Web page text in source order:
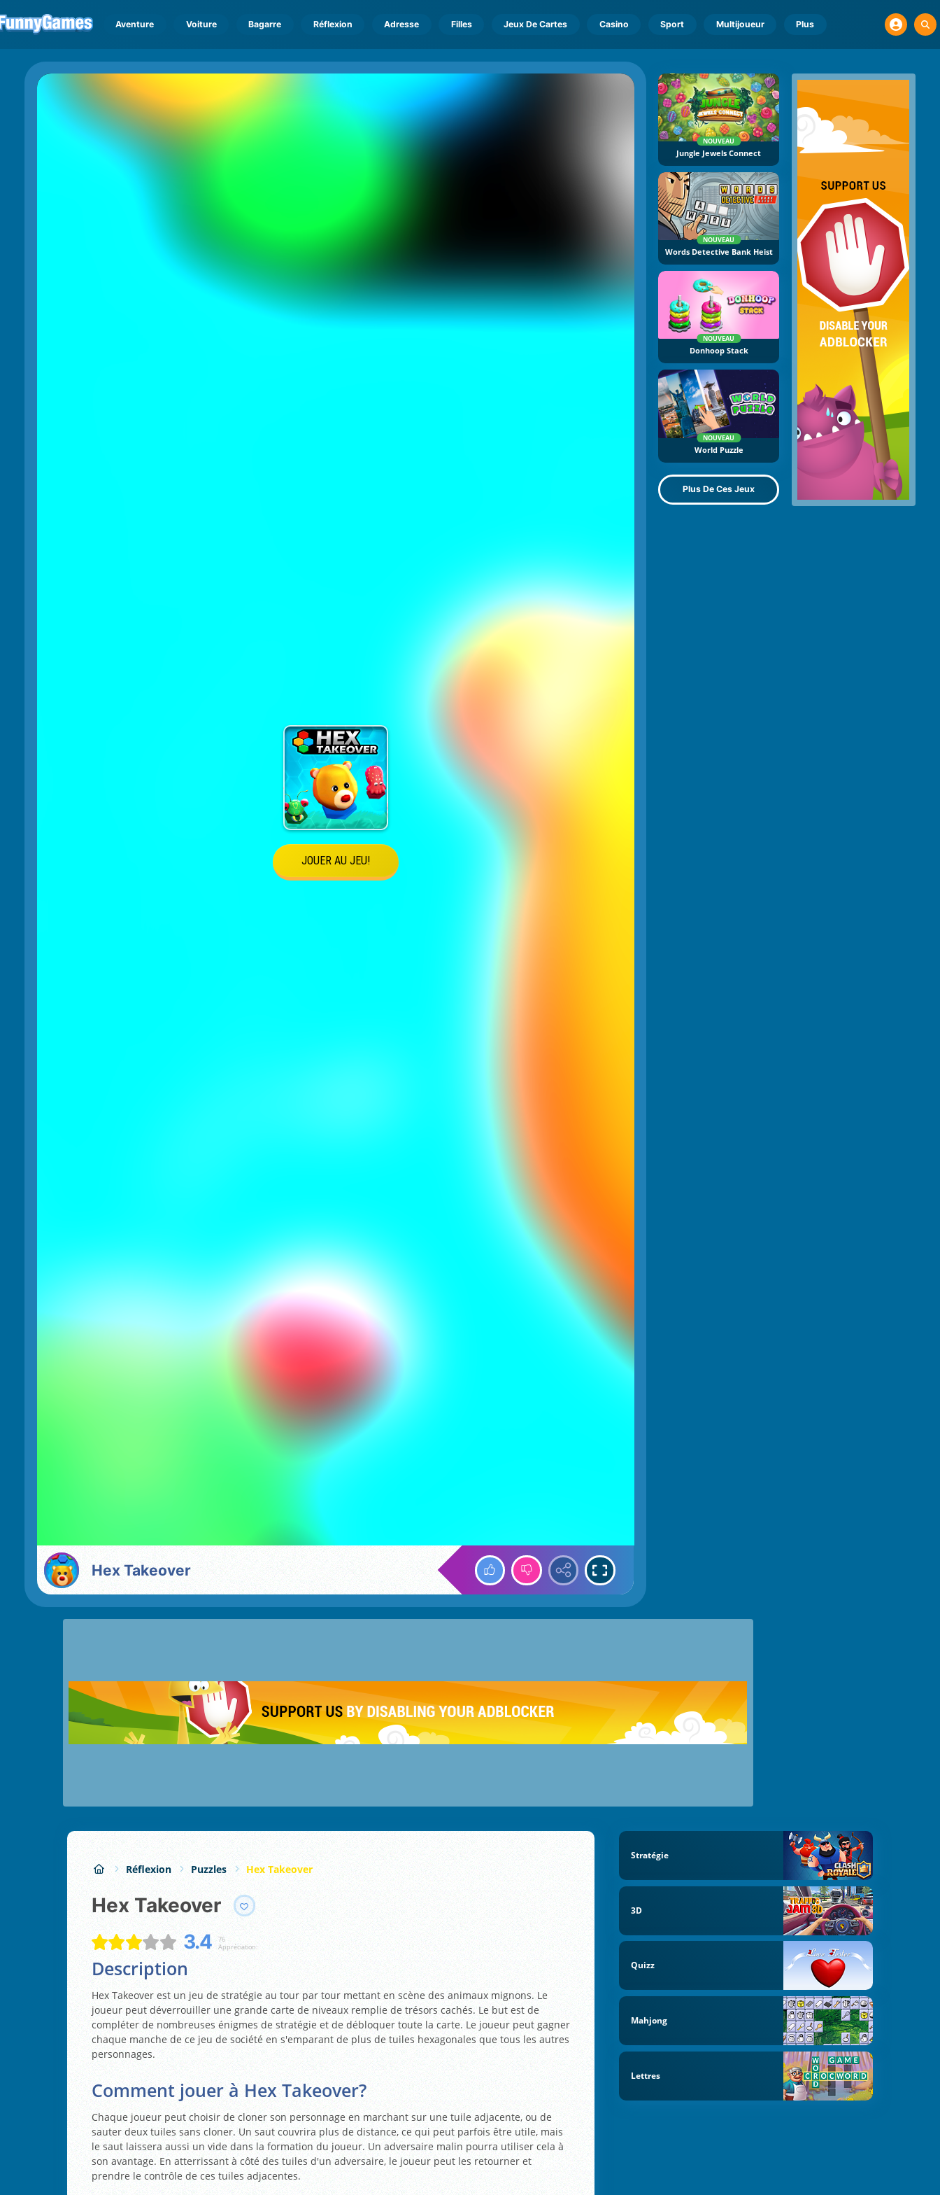
Aventure Voiture Bagarre Réflexion Adresse Filles Jeux De Cartes Casino Sport Multijoueur Plus
Hex Takeover
NOUVEAU
Jungle Jewels Connect
NOUVEAU
Words Detective Bank Heist
NOUVEAU
Donhoop Stack
NOUVEAU
World Puzzle
Plus De Ces Jeux
Réflexion Puzzles Hex Takeover
Hex Takeover
3.4
76
Appréciation:
Description
Hex Takeover est un jeu de stratégie au tour par tour mettant en scène des animaux mignons. Le
joueur peut déverrouiller une grande carte de niveaux remplie de trésors cachés. Le but est de
compléter de nombreuses énigmes de stratégie et de débloquer toute la carte. Le joueur peut gagner
chaque manche de ce jeu de société en s'emparant de plus de tuiles hexagonales que tous les autres
personnages.
Comment jouer à Hex Takeover?
Chaque joueur peut choisir de cloner son personnage en marchant sur une tuile adjacente, ou de
sauter deux tuiles sans cloner. Un saut couvrira plus de distance, ce qui peut parfois être utile, mais
le saut laissera aussi un vide dans la formation du joueur. Un adversaire malin pourra utiliser cela à
son avantage. En atterrissant à côté des tuiles d'un adversaire, le joueur peut les retourner et
prendre le contrôle de ces tuiles adjacentes.
Stratégie
3D
Quizz
Mahjong
Lettres